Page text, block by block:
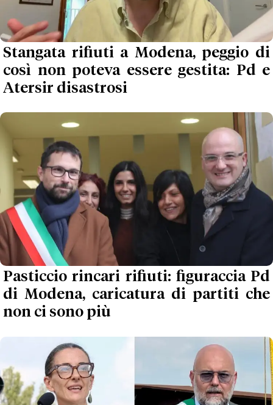
Stangata rifiuti a Modena, peggio di
così non poteva essere gestita: Pd e
Atersir disastrosi
Pasticcio rincari rifiuti: figuraccia Pd
di Modena, caricatura di partiti che
non ci sono più